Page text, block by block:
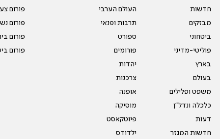
חדשות
מבזקים
ביטחוני
פוליטי-מדיני
בארץ
בעולם
משפט ופלילים
כלכלה ונדל"ן
דעות
חדשות המגזר
העולם הערבי
תרבות ופנאי
ספורט
פורומים
יהדות
צרכנות
אופנה
מוסיקה
פיוטקאסט
ילדודס
פורום
פורום
פורום
פורום